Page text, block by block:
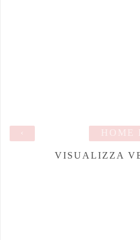
HOME
VISUALIZZA